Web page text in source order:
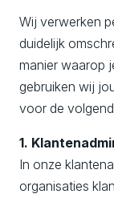
Wij verwerken
duidelijk
manier waarop
gebruiken wij
voor de
1.
In onze
organisaties